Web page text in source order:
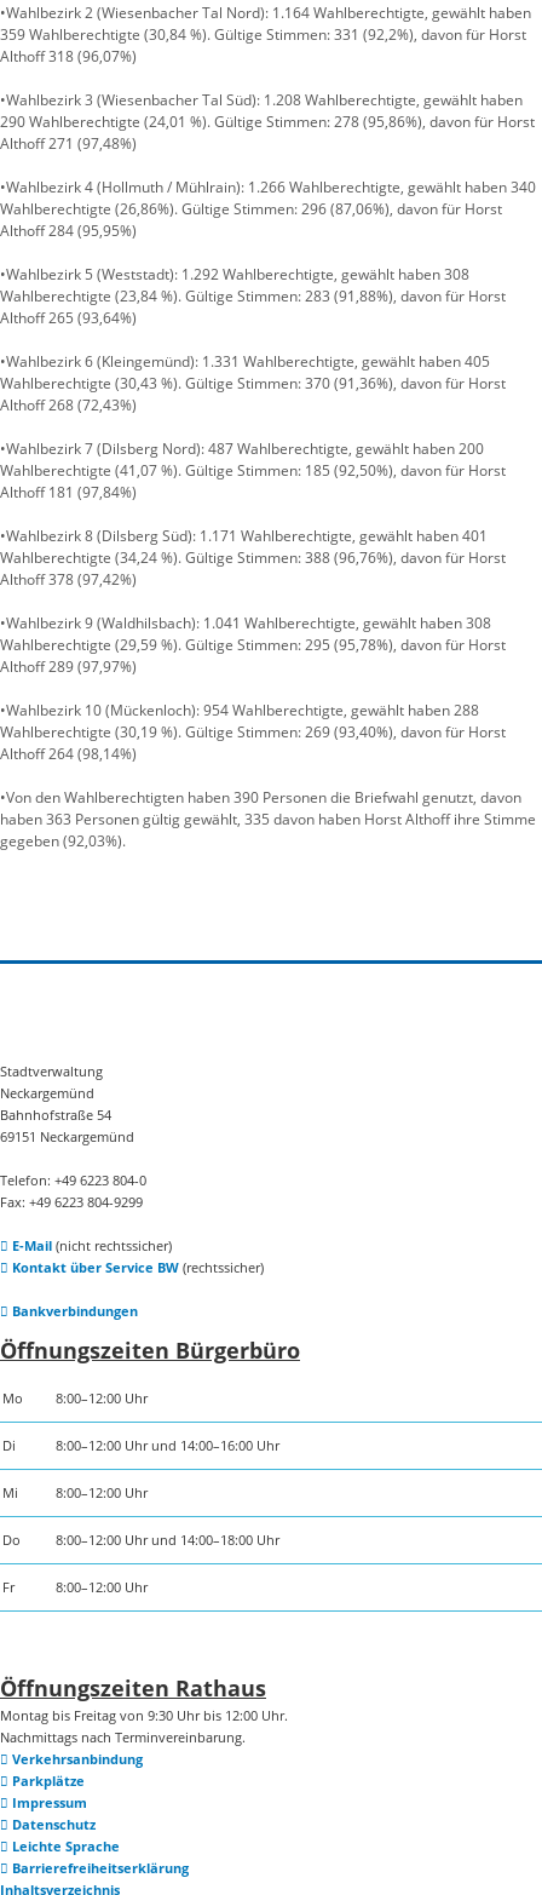
•Wahlbezirk 2 (Wiesenbacher Tal Nord): 1.164 Wahlberechtigte, gewählt haben
359 Wahlberechtigte (30,84 %). Gültige Stimmen: 331 (92,2%), davon für Horst
Althoff 318 (96,07%)
•Wahlbezirk 3 (Wiesenbacher Tal Süd): 1.208 Wahlberechtigte, gewählt haben
290 Wahlberechtigte (24,01 %). Gültige Stimmen: 278 (95,86%), davon für Horst
Althoff 271 (97,48%)
•Wahlbezirk 4 (Hollmuth / Mühlrain): 1.266 Wahlberechtigte, gewählt haben 340
Wahlberechtigte (26,86%). Gültige Stimmen: 296 (87,06%), davon für Horst
Althoff 284 (95,95%)
•Wahlbezirk 5 (Weststadt): 1.292 Wahlberechtigte, gewählt haben 308
Wahlberechtigte (23,84 %). Gültige Stimmen: 283 (91,88%), davon für Horst
Althoff 265 (93,64%)
•Wahlbezirk 6 (Kleingemünd): 1.331 Wahlberechtigte, gewählt haben 405
Wahlberechtigte (30,43 %). Gültige Stimmen: 370 (91,36%), davon für Horst
Althoff 268 (72,43%)
•Wahlbezirk 7 (Dilsberg Nord): 487 Wahlberechtigte, gewählt haben 200
Wahlberechtigte (41,07 %). Gültige Stimmen: 185 (92,50%), davon für Horst
Althoff 181 (97,84%)
•Wahlbezirk 8 (Dilsberg Süd): 1.171 Wahlberechtigte, gewählt haben 401
Wahlberechtigte (34,24 %). Gültige Stimmen: 388 (96,76%), davon für Horst
Althoff 378 (97,42%)
•Wahlbezirk 9 (Waldhilsbach): 1.041 Wahlberechtigte, gewählt haben 308
Wahlberechtigte (29,59 %). Gültige Stimmen: 295 (95,78%), davon für Horst
Althoff 289 (97,97%)
•Wahlbezirk 10 (Mückenloch): 954 Wahlberechtigte, gewählt haben 288
Wahlberechtigte (30,19 %). Gültige Stimmen: 269 (93,40%), davon für Horst
Althoff 264 (98,14%)
•Von den Wahlberechtigten haben 390 Personen die Briefwahl genutzt, davon
haben 363 Personen gültig gewählt, 335 davon haben Horst Althoff ihre Stimme
gegeben (92,03%).
Stadtverwaltung
Neckargemünd
Bahnhofstraße 54
69151 Neckargemünd
Telefon: +49 6223 804-0
Fax: +49 6223 804-9299
E-Mail(nicht rechtssicher)
Kontakt über Service BW(rechtssicher)
Bankverbindungen
Öffnungszeiten Bürgerbüro
Mo 8:00–12:00 Uhr
Di 8:00–12:00 Uhr und 14:00–16:00 Uhr
Mi 8:00–12:00 Uhr
Do 8:00–12:00 Uhr und 14:00–18:00 Uhr
Fr 8:00–12:00 Uhr
Öffnungszeiten Rathaus
Montag bis Freitag von 9:30 Uhr bis 12:00 Uhr.
Nachmittags nach Terminvereinbarung.
Verkehrsanbindung
Parkplätze
Impressum
Datenschutz
Leichte Sprache
Barrierefreiheitserklärung
Inhaltsverzeichnis